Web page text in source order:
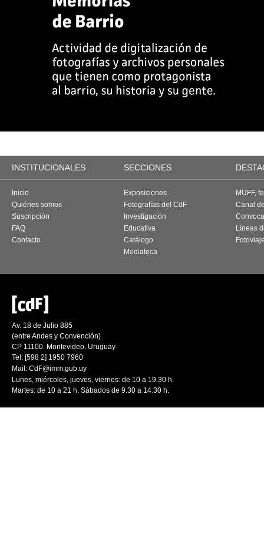
INSTITUCIONALES SECCIONES
Inicio
Quiénes somos
Suscripción
FAQ
Contacto
Exposiciones
Fotografías del CdF
Investigación
Educativa
Catálogo
Mediateca
MUFF,
Canal
Líneas
Av. 18 de Julio 885
(entre Andes y Convención)
CP 11100. Montevideo. Uruguay
Tel: [598 2] 1950 7960
Mail: CdF@imm.gub.uy
Lunes, miércoles, jueves, viernes: de 10 a 19.30 h.
Martes: de 10 a 21 h. Sábados de 9.30 a 14.30 h.